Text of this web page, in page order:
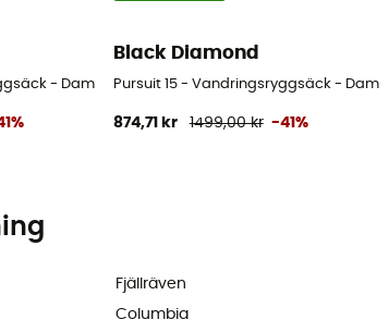
- Dam
Black Diamond
Pursuit 15 - Vandringsryggsäck - Dam
874,71 kr 1499,00 kr -41%
Fjällräven
Columbia